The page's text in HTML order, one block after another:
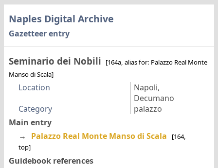
Naples Digital Archive
Gazetteer entry
Seminario dei Nobili
[164a, alias for: Palazzo Real Monte
Manso di Scala]
Location
Napoli,
Decumano
Category
palazzo
Main entry
→
Palazzo Real Monte Manso di Scala
[164,
top]
Guidebook references